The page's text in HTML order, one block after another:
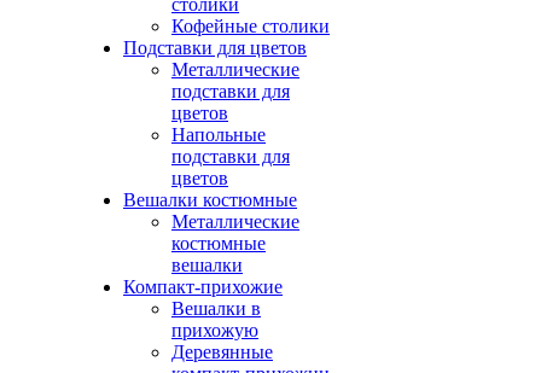
столики
Кофейные столики
Подставки для цветов
Металлические
подставки для
цветов
Напольные
подставки для
цветов
Вешалки костюмные
Металлические
костюмные
вешалки
Компакт-прихожие
Вешалки в
прихожую
Деревянные